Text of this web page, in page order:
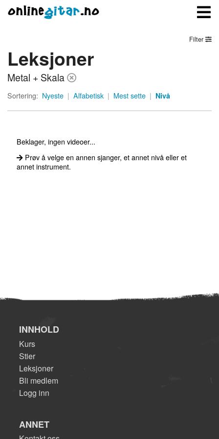
Meny
Logg inn
Filter
Leksjoner
Metal + Skala
Sortering: Nyeste | Alfabetisk | Mest sette | Nivå
Beklager, ingen videoer...
Prøv å velge en annen sjanger, et annet nivå eller et
annet instrument.
INNHOLD
Kurs
Stier
Leksjoner
Bli medlem
Logg inn
ANNET